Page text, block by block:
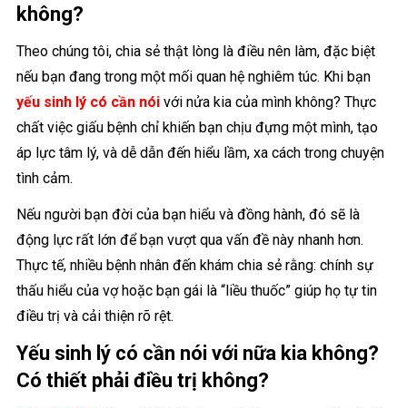
không?
Theo chúng tôi, chia sẻ thật lòng là điều nên làm, đặc biệt
nếu bạn đang trong một mối quan hệ nghiêm túc. Khi bạn
yếu sinh lý có cần nóivới nửa kia của mình không? Thực
chất việc giấu bệnh chỉ khiến bạn chịu đựng một mình, tạo
áp lực tâm lý, và dễ dẫn đến hiểu lầm, xa cách trong chuyện
tình cảm.
Nếu người bạn đời của bạn hiểu và đồng hành, đó sẽ là
động lực rất lớn để bạn vượt qua vấn đề này nhanh hơn.
Thực tế, nhiều bệnh nhân đến khám chia sẻ rằng: chính sự
thấu hiểu của vợ hoặc bạn gái là “liều thuốc” giúp họ tự tin
điều trị và cải thiện rõ rệt.
Yếu sinh lý có cần nói với nữa kia không?
Có thiết phải điều trị không?